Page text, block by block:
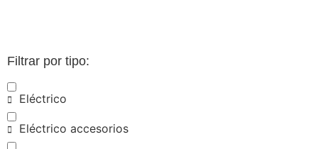
Filtrar por tipo:
Eléctrico
Eléctrico accesorios